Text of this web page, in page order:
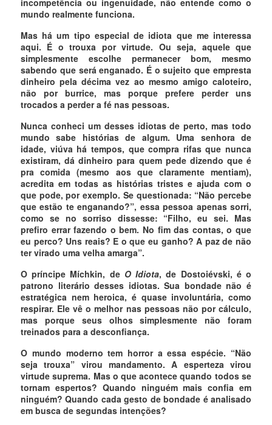
incompetência ou ingenuidade, não entende como o
mundo realmente funciona.
Mas há um tipo especial de idiota que me interessa
aqui. É o trouxa por virtude. Ou seja, aquele que
simplesmente escolhe permanecer bom, mesmo
sabendo que será enganado. É o sujeito que empresta
dinheiro pela décima vez ao mesmo amigo caloteiro,
não por burrice, mas porque prefere perder uns
trocados a perder a fé nas pessoas.
Nunca conheci um desses idiotas de perto, mas todo
mundo sabe histórias de algum. Uma senhora de
idade, viúva há tempos, que compra rifas que nunca
existiram, dá dinheiro para quem pede dizendo que é
pra comida (mesmo aos que claramente mentiam),
acredita em todas as histórias tristes e ajuda com o
que pode, por exemplo. Se questionada: “Não percebe
que estão te enganando?”, essa pessoa apenas sorri,
como se no sorriso dissesse: “Filho, eu sei. Mas
prefiro errar fazendo o bem. No fim das contas, o que
eu perco? Uns reais? E o que eu ganho? A paz de não
ter virado uma velha amarga”.
O príncipe Míchkin, de O Idiota, de Dostoiévski, é o
patrono literário desses idiotas. Sua bondade não é
estratégica nem heroica, é quase involuntária, como
respirar. Ele vê o melhor nas pessoas não por cálculo,
mas porque seus olhos simplesmente não foram
treinados para a desconfiança.
O mundo moderno tem horror a essa espécie. “Não
seja trouxa” virou mandamento. A esperteza virou
virtude suprema. Mas o que acontece quando todos se
tornam espertos? Quando ninguém mais confia em
ninguém? Quando cada gesto de bondade é analisado
em busca de segundas intenções?